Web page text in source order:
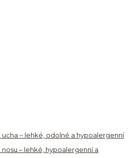
– lehké, odolné a hypoalergenní
– lehké, hypoalergenní a